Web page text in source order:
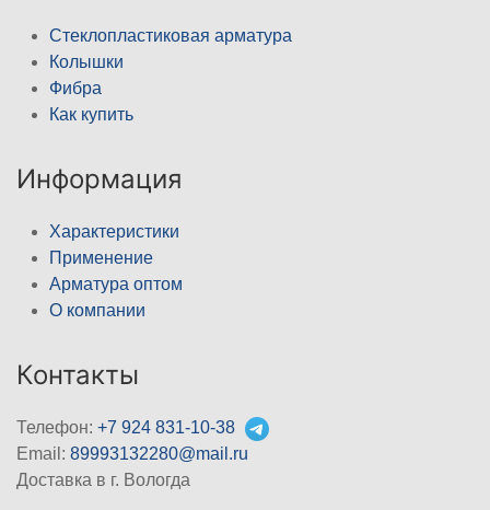
Стеклопластиковая арматура
Колышки
Фибра
Как купить
Информация
Характеристики
Применение
Арматура оптом
О компании
Контакты
Телефон: +7 924 831-10-38
Email: 89993132280@mail.ru
Доставка в г. Вологда